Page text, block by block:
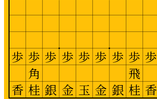
歩
香
歩
飛
桂
歩
銀
歩
金
歩
玉
歩
金
歩
銀
歩
角
桂
歩
香